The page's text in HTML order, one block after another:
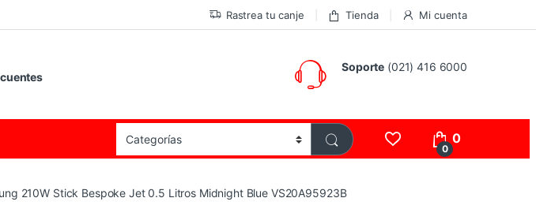
Rastrea tu canje Tienda Mi cuenta
Soporte (021) 416 6000
0
0
210W Stick Bespoke Jet 0.5 Litros Midnight Blue VS20A95923B